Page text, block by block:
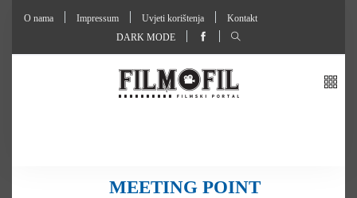
O nama Impressum Uvjeti korištenja
Kontakt
DARK MODE
MEETING POINT